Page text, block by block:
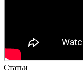
Статьи